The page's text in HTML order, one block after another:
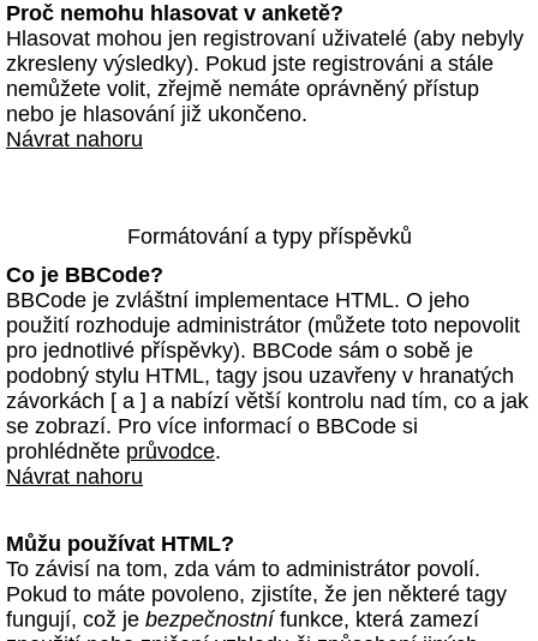
Proč nemohu hlasovat v anketě?
Hlasovat mohou jen registrovaní uživatelé (aby nebyly
zkresleny výsledky). Pokud jste registrováni a stále
nemůžete volit, zřejmě nemáte oprávněný přístup
nebo je hlasování již ukončeno.
Návrat nahoru
Formátování a typy příspěvků
Co je BBCode?
BBCode je zvláštní implementace HTML. O jeho
použití rozhoduje administrátor (můžete toto nepovolit
pro jednotlivé příspěvky). BBCode sám o sobě je
podobný stylu HTML, tagy jsou uzavřeny v hranatých
závorkách [ a ] a nabízí větší kontrolu nad tím, co a jak
se zobrazí. Pro více informací o BBCode si
prohlédněte průvodce.
Návrat nahoru
Můžu používat HTML?
To závisí na tom, zda vám to administrátor povolí.
Pokud to máte povoleno, zjistíte, že jen některé tagy
fungují, což je bezpečnostnífunkce, která zamezí